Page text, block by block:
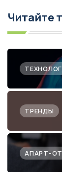
Читайте
ТРЕНДЫ
АПАРТ-